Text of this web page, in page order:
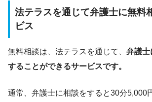
法テラスを通じて弁護士に無料
ビス
無料相談は、法テラスを通じて、 弁護士
することができるサービスです。
通常、弁護士に相談をすると30分5,000